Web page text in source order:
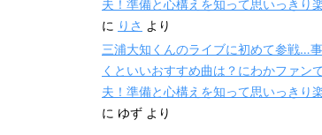
夫！準備と心構えを知って思いっきり
に りさ より
三浦大知くんのライブに初めて参戦…
くといいおすすめ曲は？にわかファン
夫！準備と心構えを知って思いっきり
に ゆず より